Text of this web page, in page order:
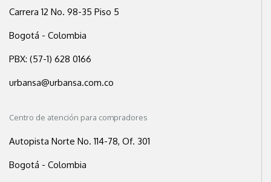
Carrera 12 No. 98-35 Piso 5
Bogotá - Colombia
PBX: (57-1) 628 0166
urbansa@urbansa.com.co
Centro de atención para compradores
Autopista Norte No. 114-78, Of. 301
Bogotá - Colombia